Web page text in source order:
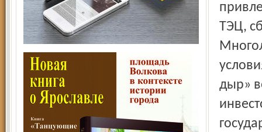
ТЭЦ,
дыр»